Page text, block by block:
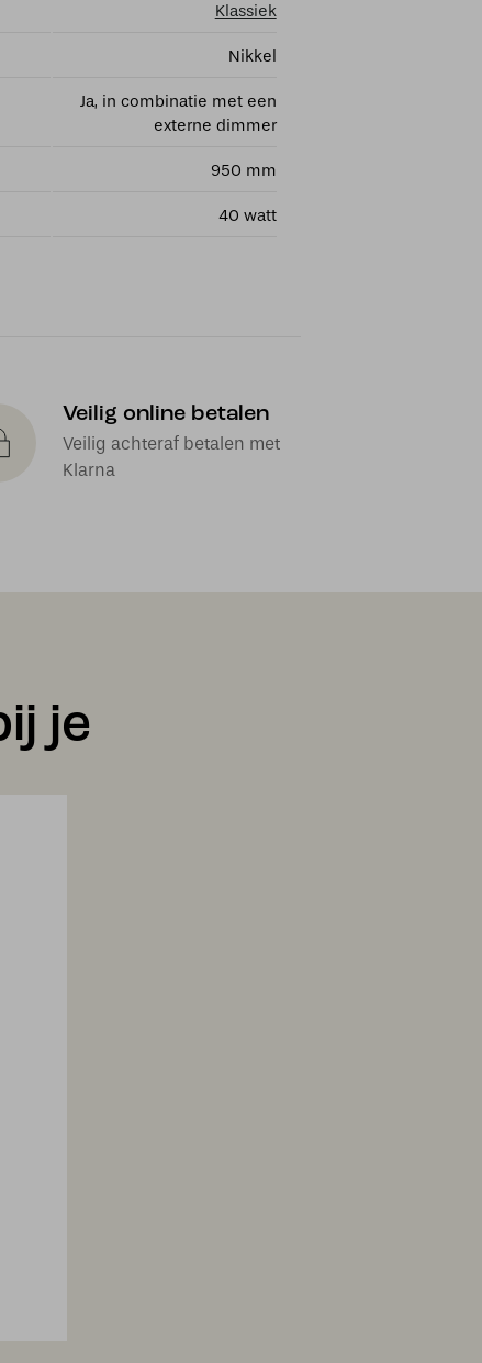
Klassiek
Nikkel
Ja, in combinatie met een
externe dimmer
950 mm
40 watt
Veilig online betalen
Veilig achteraf betalen met
Klarna
je